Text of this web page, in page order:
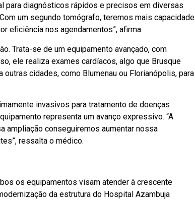
para diagnósticos rápidos e precisos em diversas
um segundo tomógrafo, teremos mais capacidade
eficiência nos agendamentos”, afirma.
Trata-se de um equipamento avançado, com
ele realiza exames cardíacos, algo que Brusque
cidades, como Blumenau ou Florianópolis, para
invasivos para tratamento de doenças
representa um avanço expressivo. “A
ampliação conseguiremos aumentar nossa
ressalta o médico.
os equipamentos visam atender à crescente
da estrutura do Hospital Azambuja